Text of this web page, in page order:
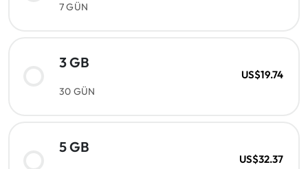
7 GÜN
3 GB
30 GÜN
US$19.74
5 GB
US$32.37